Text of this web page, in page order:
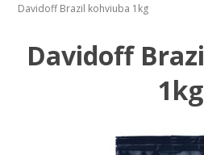
Davidoff Brazil kohviuba 1kg
Davidoff
1kg